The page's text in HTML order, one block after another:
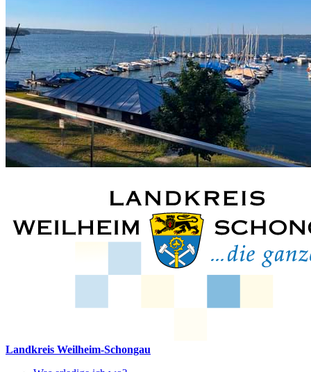
Landkreis Weilheim-Schongau